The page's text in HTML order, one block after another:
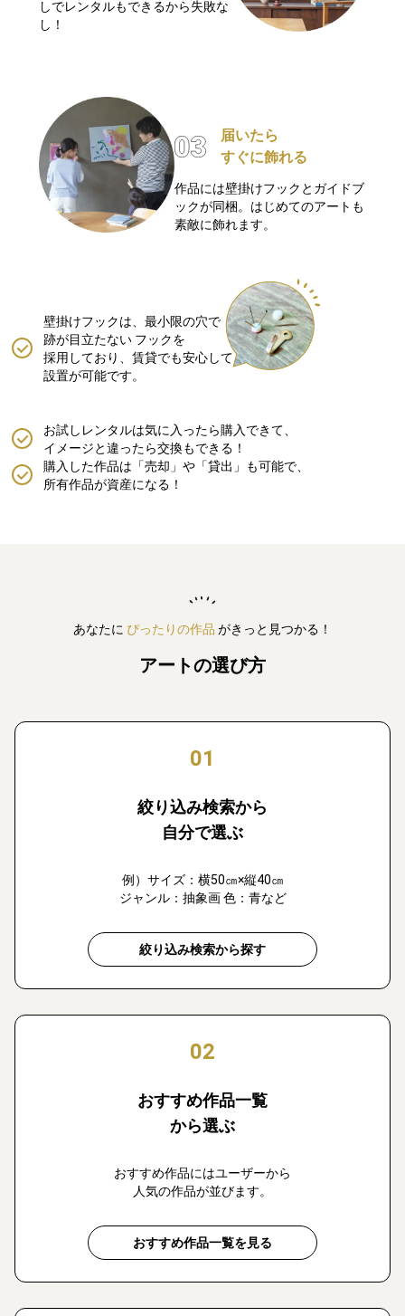
しでレンタルもできるから失敗な
し！
届いたら
すぐに飾れる
作品には壁掛けフックとガイドブ
ックが同梱。はじめてのアートも
素敵に飾れます。
壁掛けフックは、最小限の穴で
跡が目立たない フックを
採用しており、賃貸でも安心して
設置が可能です。
購入した作品は「売却」や「貸出」も可能で、
所有作品が資産になる！
お試しレンタルは気に入ったら購入できて、
イメージと違ったら交換もできる！
あなたに ぴったりの作品 がきっと見つかる！
アートの選び方
01
絞り込み検索から
自分で選ぶ
例）サイズ：横50㎝×縦40㎝
ジャンル：抽象画 色：青など
絞り込み検索から探す
02
おすすめ作品一覧
から選ぶ
おすすめ作品にはユーザーから
人気の作品が並びます。
おすすめ作品一覧を見る